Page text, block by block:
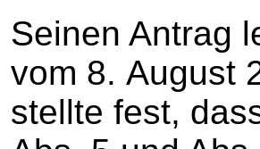
Seinen Antrag
vom 8. August
stellte fest,